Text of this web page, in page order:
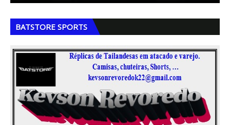
BATSTORE SPORTS